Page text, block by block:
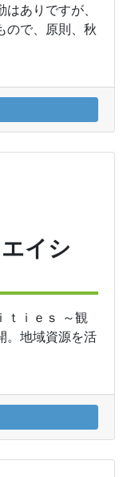
ありですが、
ので、原則、秋
イシ
ｔｉｅｓ ～観
。地域資源を活